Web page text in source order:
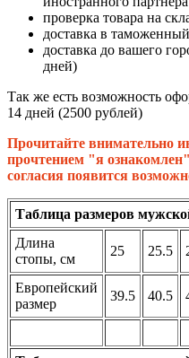
проверка товара на
доставка в
доставка до вашего
дней)
Так же есть возможность
14 дней (2500 рублей)
Прочитайте внимательно
прочтением "я
согласия появится
Таблица размеров
Длина
стопы, см
25 25.5
Европейский
размер
39.5 40.5